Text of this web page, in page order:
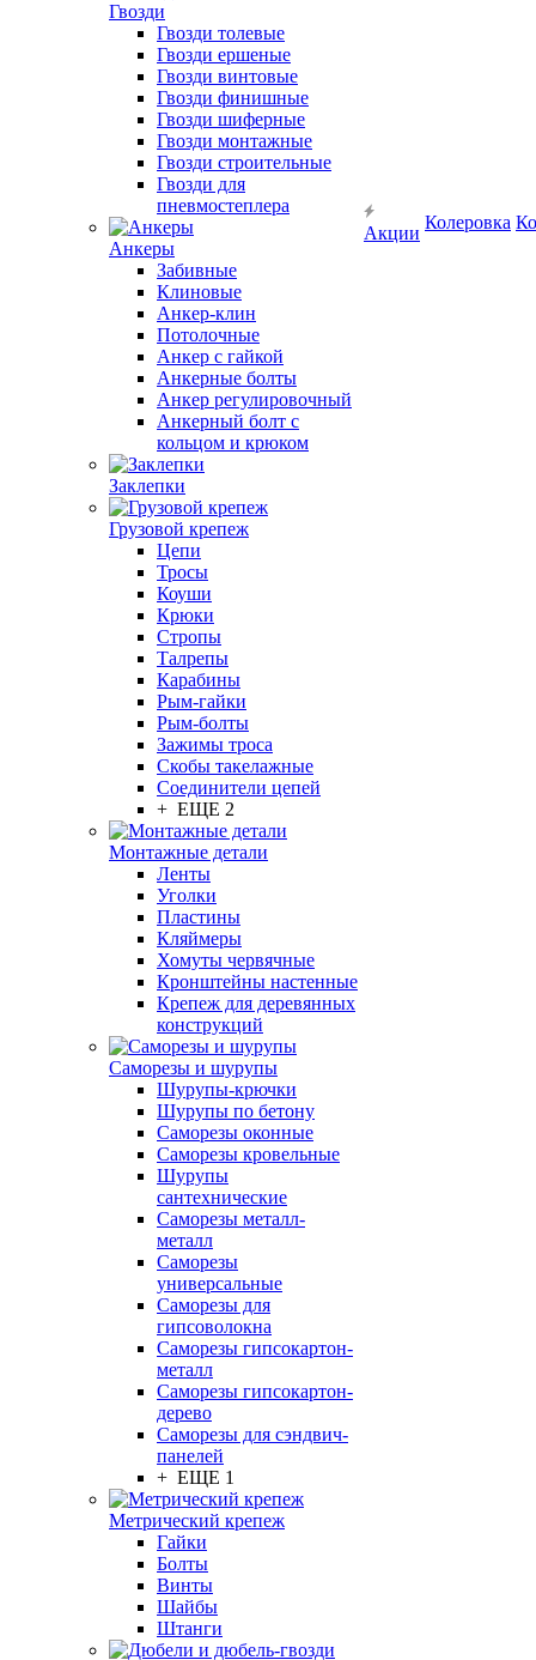
Гвозди
Гвозди толевые
Гвозди ершеные
Гвозди винтовые
Гвозди финишные
Гвозди шиферные
Гвозди монтажные
Гвозди строительные
Гвозди для
пневмостеплера
Анкеры
Забивные
Клиновые
Анкер-клин
Потолочные
Анкер с гайкой
Анкерные болты
Анкер регулировочный
Анкерный болт с
кольцом и крюком
Заклепки
Грузовой крепеж
Цепи
Тросы
Коуши
Крюки
Стропы
Талрепы
Карабины
Рым-гайки
Рым-болты
Зажимы троса
Скобы такелажные
Соединители цепей
+ ЕЩЕ 2
Монтажные детали
Ленты
Уголки
Пластины
Кляймеры
Хомуты червячные
Кронштейны настенные
Крепеж для деревянных
конструкций
Саморезы и шурупы
Шурупы-крючки
Шурупы по бетону
Саморезы оконные
Саморезы кровельные
Шурупы
сантехнические
Саморезы металл-
металл
Саморезы
универсальные
Саморезы для
гипсоволокна
Саморезы гипсокартон-
металл
Саморезы гипсокартон-
дерево
Саморезы для сэндвич-
панелей
+ ЕЩЕ 1
Метрический крепеж
Гайки
Болты
Винты
Шайбы
Штанги
Акции
Колеровка